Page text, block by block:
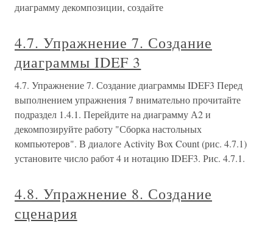
диаграмму декомпозиции, создайте
4.7. Упражнение 7. Создание
диаграммы IDEF 3
4.7. Упражнение 7. Создание диаграммы IDEF3 Перед
выполнением упражнения 7 внимательно прочитайте
подраздел 1.4.1. Перейдите на диаграмму А2 и
декомпозируйте работу "Сборка настольных
компьютеров". В диалоге Activity Box Count (рис. 4.7.1)
установите число работ 4 и нотацию IDEF3. Рис. 4.7.1.
4.8. Упражнение 8. Создание
сценария